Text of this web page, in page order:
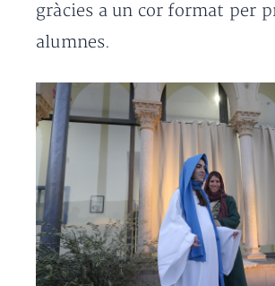
gràcies a un cor format per
alumnes.